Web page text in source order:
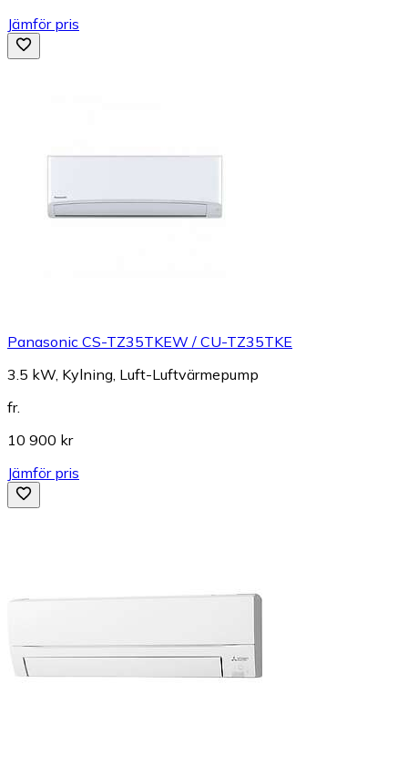
Jämför pris
Panasonic CS-TZ35TKEW / CU-TZ35TKE
3.5 kW, Kylning, Luft-Luftvärmepump
fr.
10 900 kr
Jämför pris